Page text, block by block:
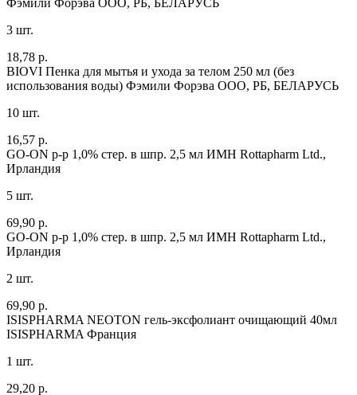
3 шт.
18,78 р.
BIOVI Пенка для мытья и ухода за телом 250 мл (без
использования воды) Фэмили Форэва ООО, РБ, БЕЛАРУСЬ
10 шт.
16,57 р.
GO-ON р-р 1,0% стер. в шпр. 2,5 мл ИМН Rottapharm Ltd.,
Ирландия
5 шт.
69,90 р.
GO-ON р-р 1,0% стер. в шпр. 2,5 мл ИМН Rottapharm Ltd.,
Ирландия
2 шт.
69,90 р.
ISISPHARMA NEOTON гель-эксфолиант очищающий 40мл
ISISPHARMA Франция
1 шт.
29,20 р.